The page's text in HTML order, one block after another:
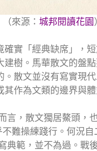
來源： 城邦閱讀花園
實「經典缺席」，
樹。馬華散文的盤
散文並沒有寫實現
作為文類的邊界與體
，散文獨居鰲頭，
難操練踐行。何況
範，並不為過。戰